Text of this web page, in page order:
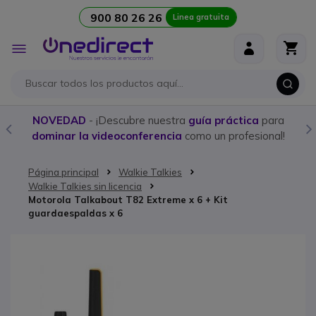
900 80 26 26 Linea gratuita
Toggle
Nav
NOVEDAD - ¡Descubre nuestra guía práctica para
dominar la videoconferencia como un profesional!
Página principal
Walkie Talkies
Walkie Talkies sin licencia
Motorola Talkabout T82 Extreme x 6 + Kit
guardaespaldas x 6